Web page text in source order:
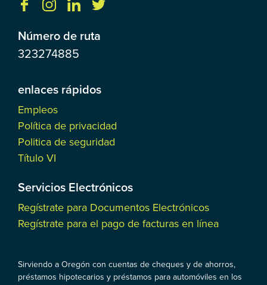
Número de ruta
323274885
enlaces rápidos
Empleos
Política de privacidad
Politica de seguridad
Título VI
Servicios Electrónicos
Regístrate para Documentos Electrónicos
Regístrate para el pago de facturas en línea
Sirviendo a Oregón con cuentas de cheques y de ahorros,
préstamos hipotecarios y préstamos para automóviles en los